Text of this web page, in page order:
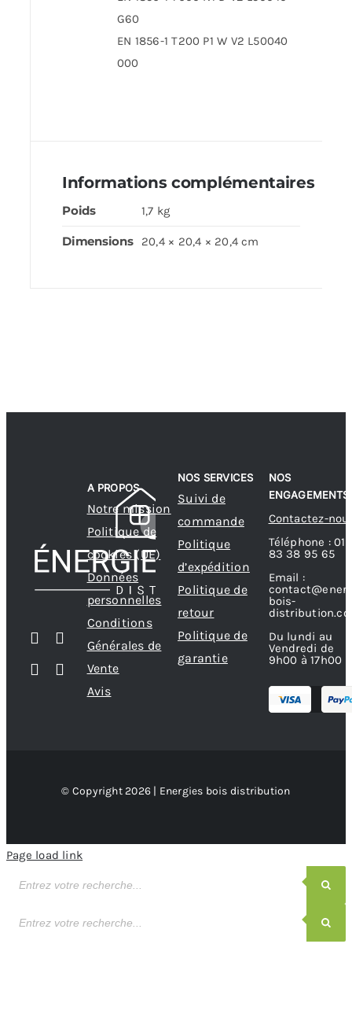
G60
EN 1856-1 T200 P1 W V2 L50040
000
Informations complémentaires
Poids 1,7 kg
Dimensions 20,4 × 20,4 × 20,4 cm
A PROPOS
Notre mission
Politique de
cookies (UE)
Données
personnelles
Conditions
Générales de
Vente
Avis
NOS SERVICES
Suivi de
commande
Politique
d’expédition
Politique de
retour
Politique de
garantie
NOS
ENGAGEMENTS
Contactez-
Téléphone : 01
83 38 95 65
Email :
bois-
Du lundi au
Vendredi de
9h00 à 17h00
© Copyright 2026 | Energies bois distribution
Page load link
de
de